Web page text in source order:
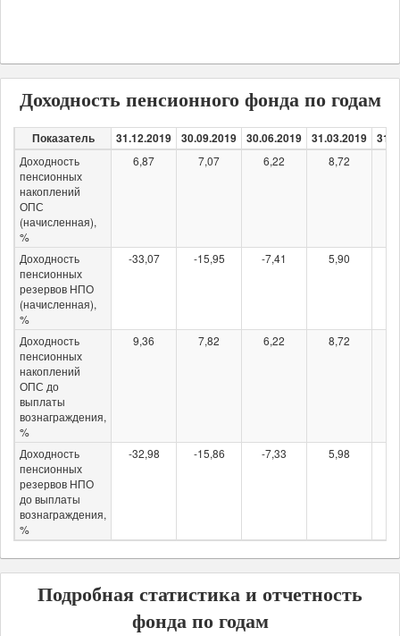
Доходность пенсионного фонда по годам
Показатель 31.12.2019 30.09.2019 30.06.2019 31.03.2019
Доходность
пенсионных
накоплений
ОПС
(начисленная),
%
6,87 7,07 6,22 8,72
Доходность
пенсионных
резервов НПО
(начисленная),
%
-33,07 -15,95 -7,41 5,90
Доходность
пенсионных
накоплений
ОПС до
выплаты
вознаграждения,
%
9,36 7,82 6,22 8,72
Доходность
пенсионных
резервов НПО
до выплаты
вознаграждения,
%
-32,98 -15,86 -7,33 5,98
Подробная статистика и отчетность
фонда по годам